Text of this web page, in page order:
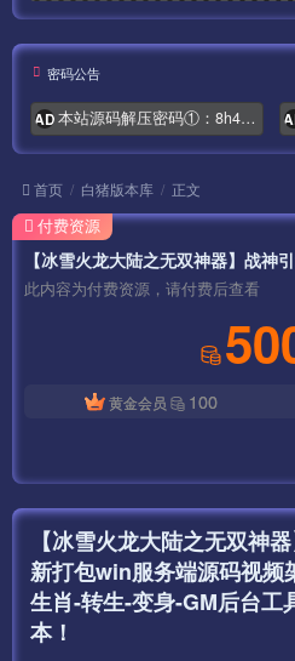
密码公告
AD 本站源码解压密码①：8h4.com
首页 白猪版本库 正文
此内容为付费资源，请付费后查看
黄金会员 100
付费资源
【冰雪火龙大陆之无双神
新打包win服务端源码视频
生肖-转生-变身-GM后台工
本！